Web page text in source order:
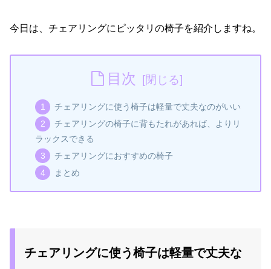
今日は、チェアリングにピッタリの椅子を紹介しますね。
目次
チェアリングに使う椅子は軽量で丈夫なのがいい
チェアリングの椅子に背もたれがあれば、よりリ
ラックスできる
チェアリングにおすすめの椅子
まとめ
チェアリングに使う椅子は軽量で丈夫な